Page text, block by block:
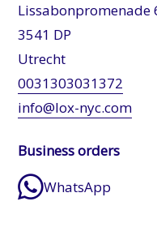
Lissabonpromenade
3541 DP
Utrecht
0031303031372
info@lox-nyc.com
Business orders
WhatsApp